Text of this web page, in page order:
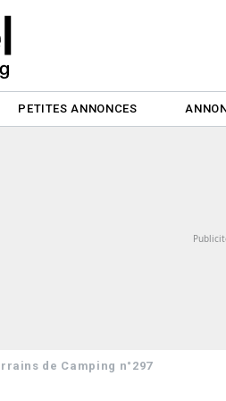
PETITES ANNONCES
de Camping n°297